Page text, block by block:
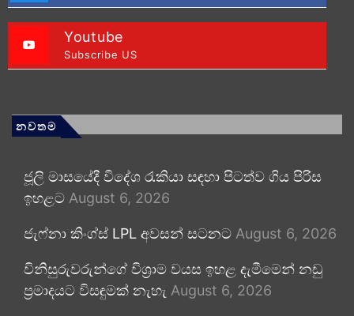
Youtube
Subscribe US
නවතම
ජූලි මාසයේදී විදේශ රැකියා සඳහා පිටත්ව ගිය පිරිස
ඉහළට August 6, 2026
ජැෆ්නා කිංග්ස් LPL අවසන් සටනට August 6, 2026
විනිසුරුවරුන්ගේ විශ්‍රාම වයස ඉහළ දැමීමෙන් නඩු
ප්‍රමාදයට විසඳුමක් නැහැ August 6, 2026